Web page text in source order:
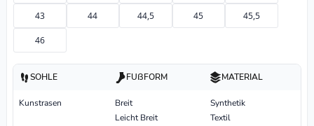
43 44 44,5 45 45,5
46
SOHLE
Kunstrasen
FUßFORM
Breit
Leicht Breit
MATERIAL
Synthetik
Textil